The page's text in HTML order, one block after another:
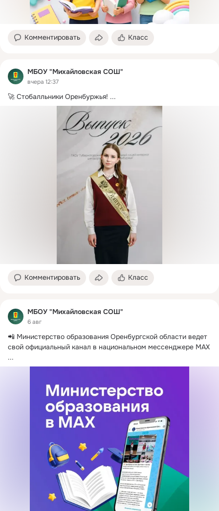
Комментировать Класс
МБОУ "Михайловская СОШ"
вчера 12:37
🚀 Стобалльники Оренбуржья! ...
Комментировать Класс
МБОУ "Михайловская СОШ"
6 авг
📲 Министерство образования Оренбургской области ведет
свой официальный канал в национальном мессенджере MAX
...